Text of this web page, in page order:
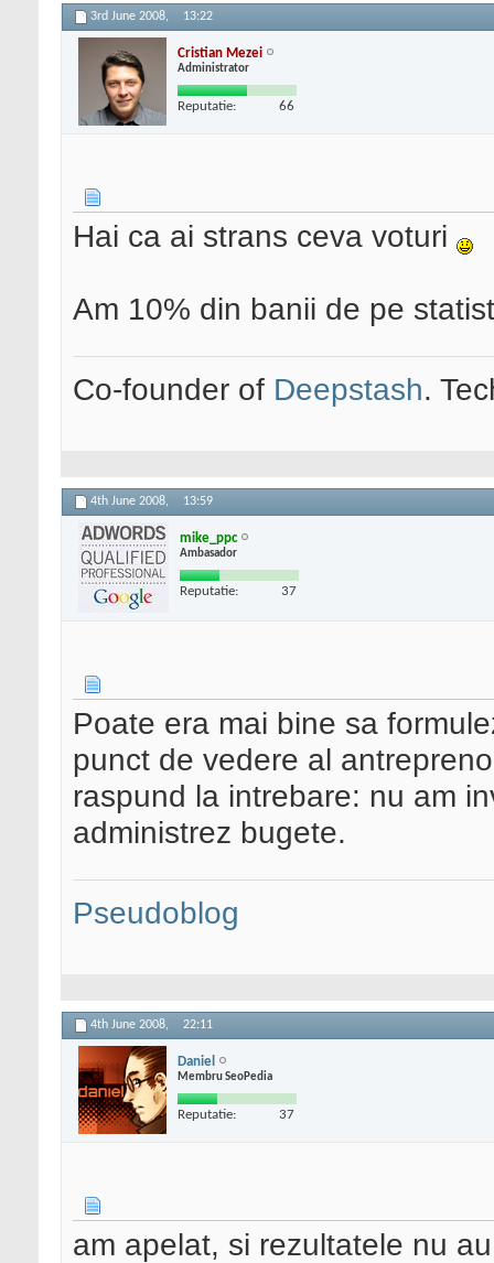
3rd June 2008, 13:22
Cristian Mezei
Administrator
Reputatie: 66
Hai ca ai strans ceva voturi
Am 10% din banii de pe
Co-founder of Deepstash.
4th June 2008, 13:59
mike_ppc
Ambasador
Reputatie: 37
Poate era mai bine sa
punct de vedere al
raspund la intrebare: nu am
administrez bugete.
Pseudoblog
4th June 2008, 22:11
Daniel
Membru SeoPedia
Reputatie: 37
am apelat, si rezultatele nu